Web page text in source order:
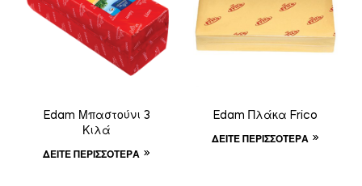
Edam Μπαστούνι 3
Κιλά
ΔΕΊΤΕ ΠΕΡΙΣΣΌΤΕΡΑ
Edam Πλάκα Frico
ΔΕΊΤΕ ΠΕΡΙΣΣΌΤΕΡΑ